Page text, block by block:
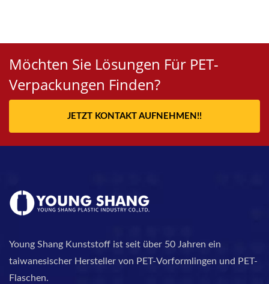
Möchten Sie Lösungen Für PET-
Verpackungen Finden?
JETZT KONTAKT AUFNEHMEN!!
Young Shang Kunststoff ist seit über 50 Jahren ein
taiwanesischer Hersteller von PET-Vorformlingen und PET-
Flaschen.